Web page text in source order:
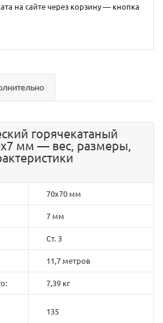
на сайте через корзину — кнопка
горячекатаный
мм — вес, размеры,
70х70 мм
7 мм
Ст. 3
11,7 метров
7,39 кг
135